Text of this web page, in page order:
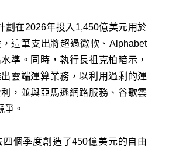
劃在2026年投入1,450億美元用於
這筆支出將超過微軟、Alphabet
準。同時，執行長祖克柏暗示，
雲端運算業務，以利用過剩的運
，並與亞馬遜網路服務、谷歌雲
爭。
四個季度創造了450億美元的自由